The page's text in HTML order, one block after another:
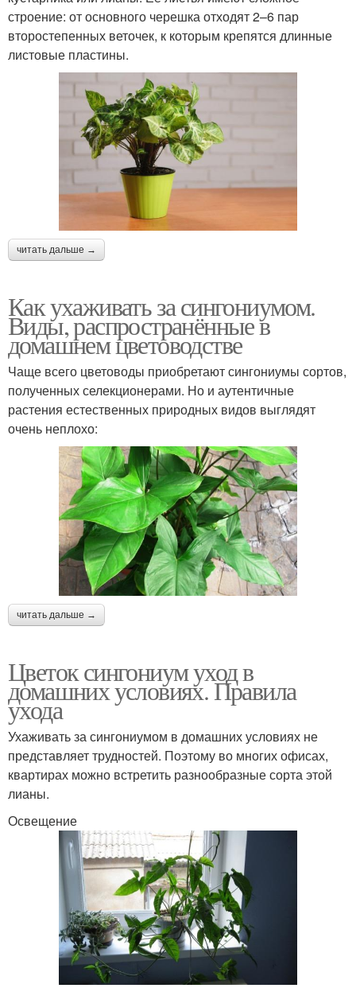
строение: от основного черешка отходят 2–6 пар
второстепенных веточек, к которым крепятся длинные
листовые пластины.
читать дальше →
Как ухаживать за сингониумом.
Виды, распространённые в
домашнем цветоводстве
Чаще всего цветоводы приобретают сингониумы сортов,
полученных селекционерами. Но и аутентичные
растения естественных природных видов выглядят
очень неплохо:
читать дальше →
Цветок сингониум уход в
домашних условиях. Правила
ухода
Ухаживать за сингониумом в домашних условиях не
представляет трудностей. Поэтому во многих офисах,
квартирах можно встретить разнообразные сорта этой
лианы.
Освещение